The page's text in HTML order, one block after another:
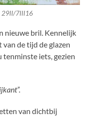
29II/7III16
nieuwe bril. Kennelijk
de tijd de glazen
tenminste iets, gezien
van dichtbij